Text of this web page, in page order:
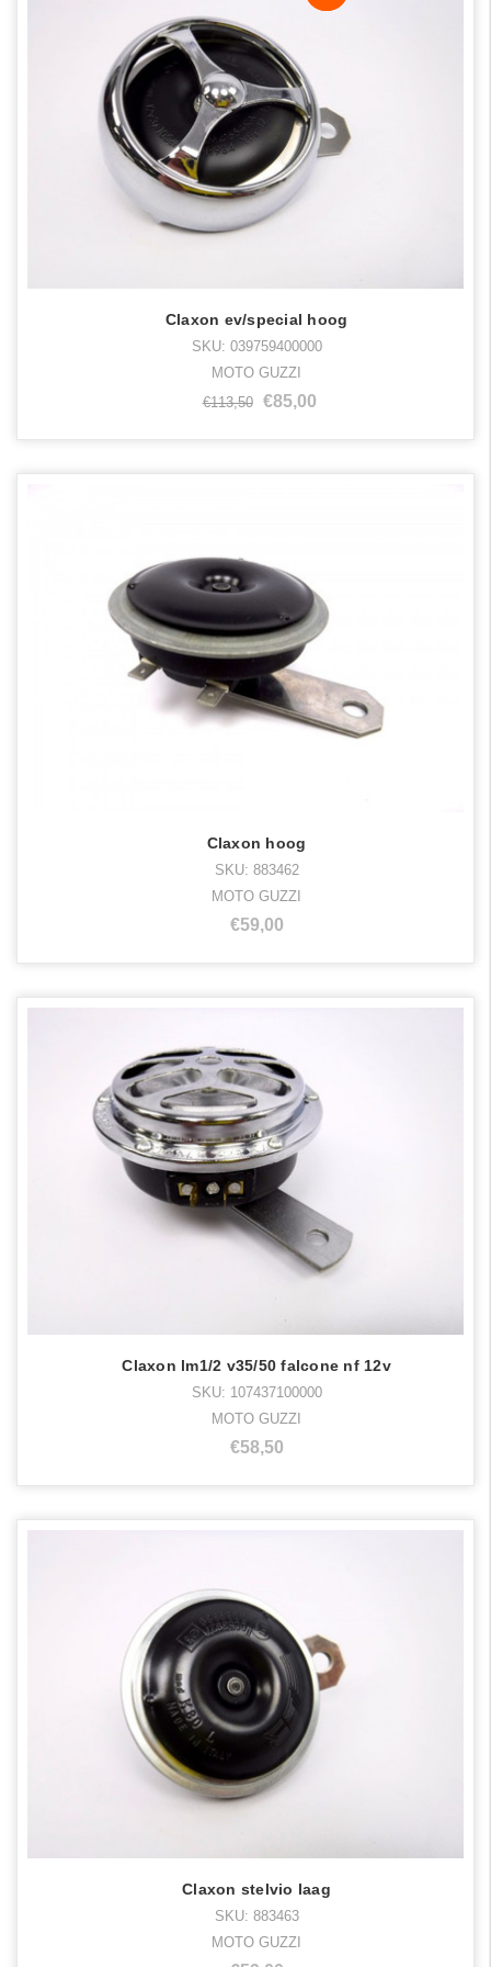
Claxon ev/special hoog
SKU: 039759400000
MOTO GUZZI
€113,50
€85,00
Claxon hoog
SKU: 883462
MOTO GUZZI
€59,00
Claxon lm1/2 v35/50 falcone nf 12v
SKU: 107437100000
MOTO GUZZI
€58,50
Claxon stelvio laag
SKU: 883463
MOTO GUZZI